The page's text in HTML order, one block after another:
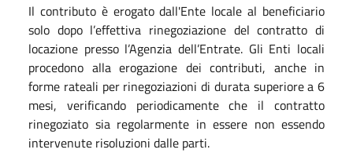
Il contributo è erogato dall'Ente locale al beneficiario
solo dopo l’effettiva rinegoziazione del contratto di
locazione presso l’Agenzia dell’Entrate. Gli Enti locali
procedono alla erogazione dei contributi, anche in
forme rateali per rinegoziazioni di durata superiore a 6
mesi, verificando periodicamente che il contratto
rinegoziato sia regolarmente in essere non essendo
intervenute risoluzioni dalle parti.